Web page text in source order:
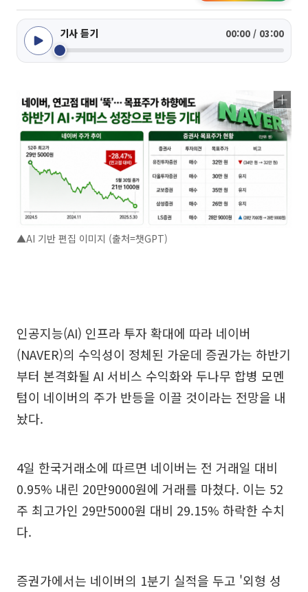
기사 듣기 00:00 / 03:00
▲AI 기반 편집 이미지 (출처=챗GPT)
인공지능(AI) 인프라 투자 확대에 따라 네이버
(NAVER)의 수익성이 정체된 가운데 증권가는 하반기
부터 본격화될 AI 서비스 수익화와 두나무 합병 모멘
텀이 네이버의 주가 반등을 이끌 것이라는 전망을 내
놨다.
4일 한국거래소에 따르면 네이버는 전 거래일 대비
0.95% 내린 20만9000원에 거래를 마쳤다. 이는 52
주 최고가인 29만5000원 대비 29.15% 하락한 수치
다.
증권가에서는 네이버의 1분기 실적을 두고 '외형 성